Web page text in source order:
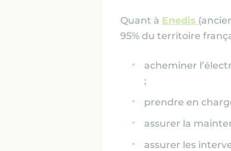
Quant à Enedis
95% du territoire
acheminer
;
prendre en
assurer la
assurer les